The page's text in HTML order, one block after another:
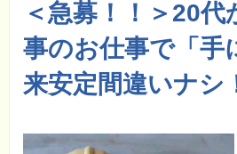
＜急募！！＞20
事のお仕事で「
来安定間違いナシ